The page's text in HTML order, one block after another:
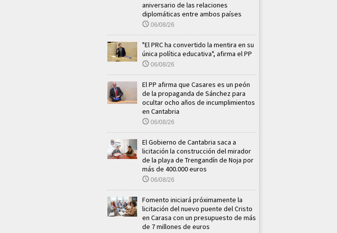
aniversario de las relaciones
diplomáticas entre ambos países
06/08/26
"El PRC ha convertido la mentira en su
única política educativa", afirma el PP
06/08/26
El PP afirma que Casares es un peón
de la propaganda de Sánchez para
ocultar ocho años de incumplimientos
en Cantabria
06/08/26
El Gobierno de Cantabria saca a
licitación la construcción del mirador
de la playa de Trengandín de Noja por
más de 400.000 euros
06/08/26
Fomento iniciará próximamente la
licitación del nuevo puente del Cristo
en Carasa con un presupuesto de más
de 7 millones de euros